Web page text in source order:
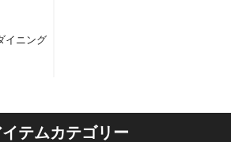
イニング
イテムカテゴリー